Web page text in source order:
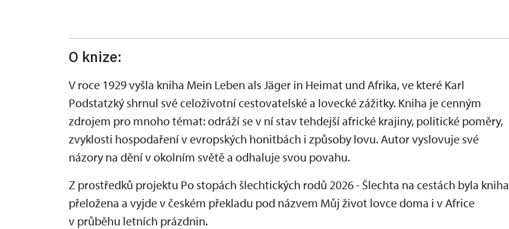
O knize:
V roce 1929 vyšla kniha Mein Leben als Jäger in Heimat und Afrika, ve které Karl
Podstatzký shrnul své celoživotní cestovatelské a lovecké zážitky. Kniha je cenným
zdrojem pro mnoho témat: odráží se v ní stav tehdejší africké krajiny, politické poměry,
zvyklosti hospodaření v evropských honitbách i způsoby lovu. Autor vyslovuje své
názory na dění v okolním světě a odhaluje svou povahu.
Z prostředků projektu Po stopách šlechtických rodů 2026 - Šlechta na cestách byla kniha
přeložena a vyjde v českém překladu pod názvem Můj život lovce doma i v Africe
v průběhu letních prázdnin.